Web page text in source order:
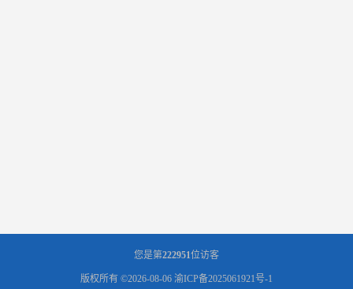
您是第222951位访客
版权所有 ©2026-08-06 渝ICP备2025061921号-1